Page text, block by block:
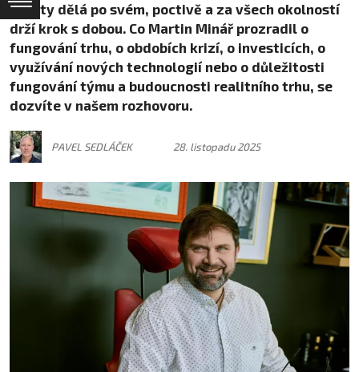
reality dělá po svém, poctivě a za všech okolností
drží krok s dobou. Co Martin Minář prozradil o
fungování trhu, o obdobích krizí, o investicích, o
využívání nových technologií nebo o důležitosti
fungování týmu a budoucnosti realitního trhu, se
dozvíte v našem rozhovoru.
PAVEL SEDLÁČEK 28. listopadu 2025